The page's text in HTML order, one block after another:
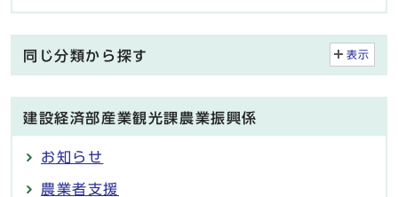
同じ分類から探す 表示
建設経済部産業観光課農業振興係
お知らせ
農業者支援